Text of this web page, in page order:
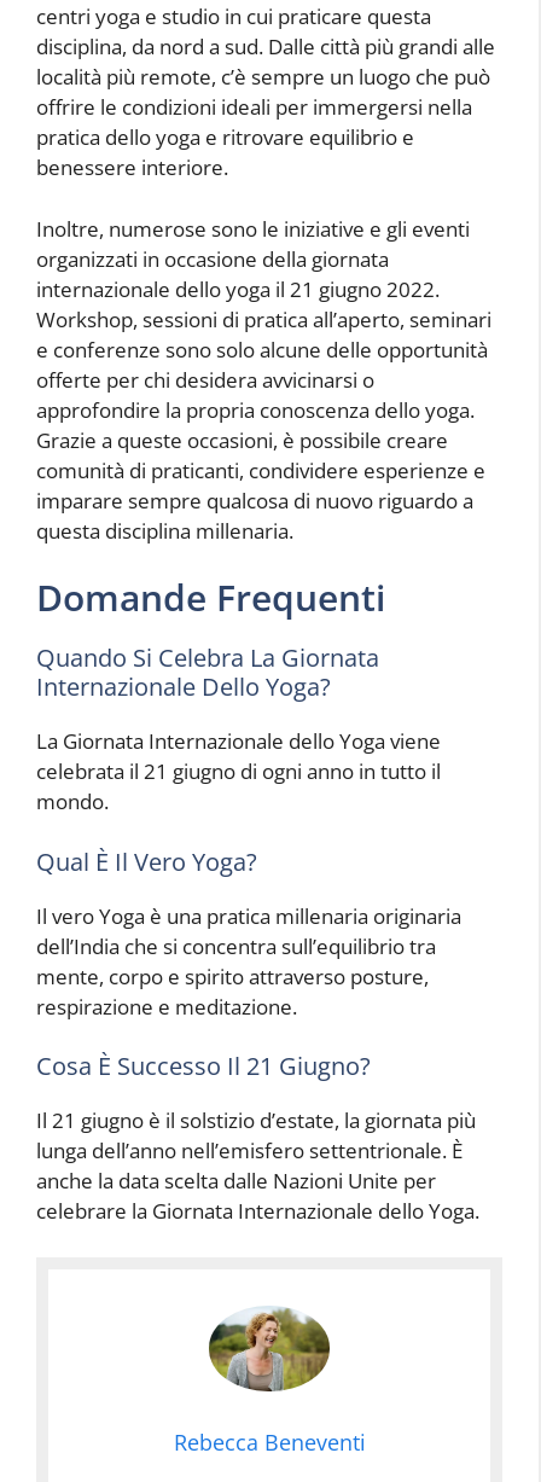
centri yoga e studio in cui praticare questa
disciplina, da nord a sud. Dalle città più grandi alle
località più remote, c’è sempre un luogo che può
offrire le condizioni ideali per immergersi nella
pratica dello yoga e ritrovare equilibrio e
benessere interiore.
Inoltre, numerose sono le iniziative e gli eventi
organizzati in occasione della giornata
internazionale dello yoga il 21 giugno 2022.
Workshop, sessioni di pratica all’aperto, seminari
e conferenze sono solo alcune delle opportunità
offerte per chi desidera avvicinarsi o
approfondire la propria conoscenza dello yoga.
Grazie a queste occasioni, è possibile creare
comunità di praticanti, condividere esperienze e
imparare sempre qualcosa di nuovo riguardo a
questa disciplina millenaria.
Domande Frequenti
Quando Si Celebra La Giornata
Internazionale Dello Yoga?
La Giornata Internazionale dello Yoga viene
celebrata il 21 giugno di ogni anno in tutto il
mondo.
Qual È Il Vero Yoga?
Il vero Yoga è una pratica millenaria originaria
dell’India che si concentra sull’equilibrio tra
mente, corpo e spirito attraverso posture,
respirazione e meditazione.
Cosa È Successo Il 21 Giugno?
Il 21 giugno è il solstizio d’estate, la giornata più
lunga dell’anno nell’emisfero settentrionale. È
anche la data scelta dalle Nazioni Unite per
celebrare la Giornata Internazionale dello Yoga.
Rebecca Beneventi